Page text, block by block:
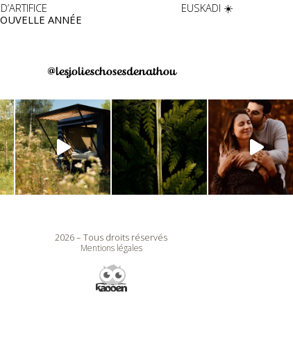
ANNÉE
EUSKADI ☀️
@lesjolieschosesdenathou
2026 – Tous droits réservés
Mentions légales